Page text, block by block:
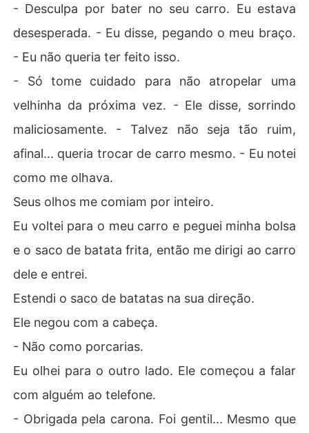
- Desculpa por bater no seu carro. Eu estava
desesperada. - Eu disse, pegando o meu braço.
- Eu não queria ter feito isso.
- Só tome cuidado para não atropelar uma
velhinha da próxima vez. - Ele disse, sorrindo
maliciosamente. - Talvez não seja tão ruim,
afinal... queria trocar de carro mesmo. - Eu notei
como me olhava.
Seus olhos me comiam por inteiro.
Eu voltei para o meu carro e peguei minha bolsa
e o saco de batata frita, então me dirigi ao carro
dele e entrei.
Estendi o saco de batatas na sua direção.
Ele negou com a cabeça.
- Não como porcarias.
Eu olhei para o outro lado. Ele começou a falar
com alguém ao telefone.
- Obrigada pela carona. Foi gentil... Mesmo que